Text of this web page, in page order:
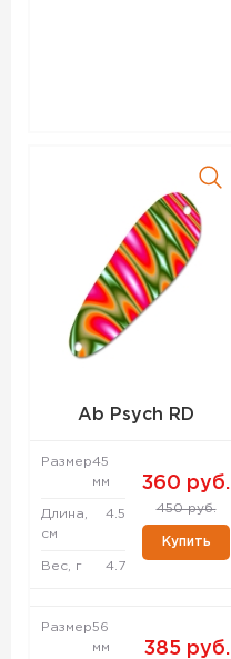
Ab Psych RD
Размер45
мм
Длина,
см
4.5
Вес, г 4.7
360 руб.
450 руб.
Купить
Размер56
мм
385 руб.